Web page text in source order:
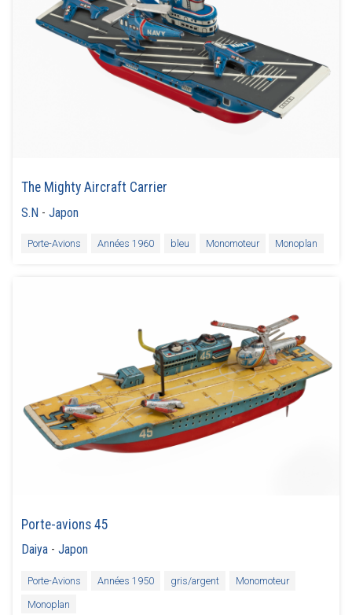
The Mighty Aircraft Carrier
S.N -Japon
Porte-Avions Années 1960 bleu Monomoteur Monoplan
Porte-avions 45
Daiya -Japon
Porte-Avions Années 1950 gris/argent
Monomoteur
Monoplan